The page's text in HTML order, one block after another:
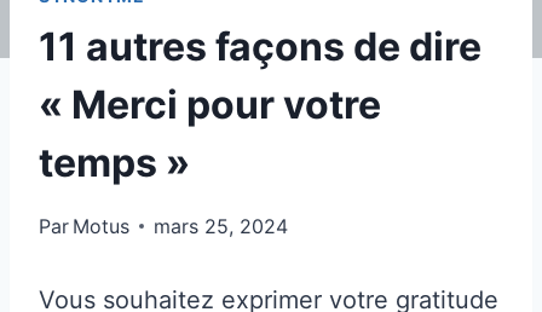
11 autres façons de dire
« Merci pour votre
temps »
Par Motus mars 25, 2024
Vous souhaitez exprimer votre gratitude